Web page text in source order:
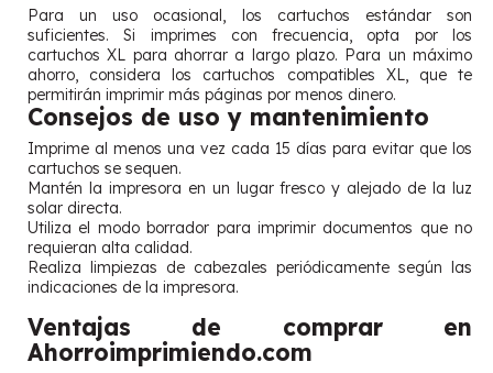
Para un uso ocasional, los cartuchos estándar son
suficientes. Si imprimes con frecuencia, opta por los
cartuchos XL para ahorrar a largo plazo. Para un máximo
ahorro, considera los cartuchos compatibles XL, que te
permitirán imprimir más páginas por menos dinero.
Consejos de uso y mantenimiento
Imprime al menos una vez cada 15 días para evitar que los
cartuchos se sequen.
Mantén la impresora en un lugar fresco y alejado de la luz
solar directa.
Utiliza el modo borrador para imprimir documentos que no
requieran alta calidad.
Realiza limpiezas de cabezales periódicamente según las
indicaciones de la impresora.
Ventajas de comprar en
Ahorroimprimiendo.com